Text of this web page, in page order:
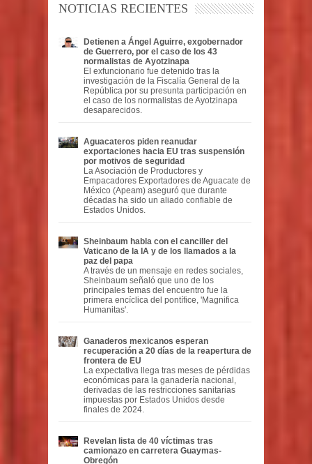
NOTICIAS RECIENTES
Detienen a Ángel Aguirre, exgobernador
de Guerrero, por el caso de los 43
normalistas de Ayotzinapa
El exfuncionario fue detenido tras la
investigación de la Fiscalía General de la
República por su presunta participación en
el caso de los normalistas de Ayotzinapa
desaparecidos.
Aguacateros piden reanudar
exportaciones hacia EU tras suspensión
por motivos de seguridad
La Asociación de Productores y
Empacadores Exportadores de Aguacate de
México (Apeam) aseguró que durante
décadas ha sido un aliado confiable de
Estados Unidos.
Sheinbaum habla con el canciller del
Vaticano de la IA y de los llamados a la
paz del papa
A través de un mensaje en redes sociales,
Sheinbaum señaló que uno de los
principales temas del encuentro fue la
primera encíclica del pontífice, 'Magnifica
Humanitas'.
Ganaderos mexicanos esperan
recuperación a 20 días de la reapertura de
frontera de EU
La expectativa llega tras meses de pérdidas
económicas para la ganadería nacional,
derivadas de las restricciones sanitarias
impuestas por Estados Unidos desde
finales de 2024.
Revelan lista de 40 víctimas tras
camionazo en carretera Guaymas-
Obregón